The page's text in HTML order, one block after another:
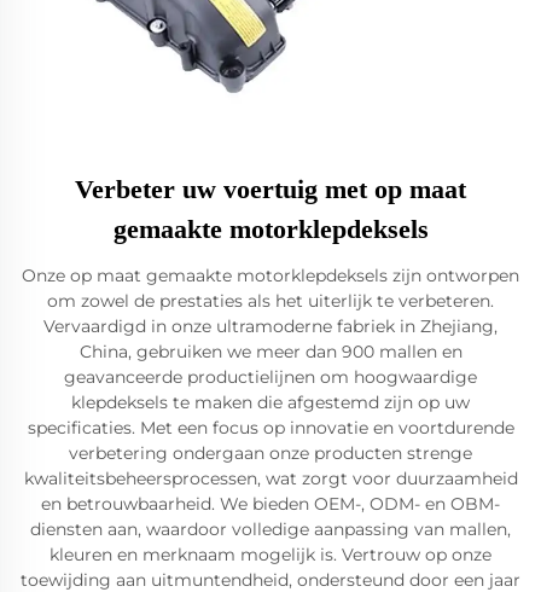
Verbeter uw voertuig met op maat
gemaakte motorklepdeksels
Onze op maat gemaakte motorklepdeksels zijn ontworpen
om zowel de prestaties als het uiterlijk te verbeteren.
Vervaardigd in onze ultramoderne fabriek in Zhejiang,
China, gebruiken we meer dan 900 mallen en
geavanceerde productielijnen om hoogwaardige
klepdeksels te maken die afgestemd zijn op uw
specificaties. Met een focus op innovatie en voortdurende
verbetering ondergaan onze producten strenge
kwaliteitsbeheersprocessen, wat zorgt voor duurzaamheid
en betrouwbaarheid. We bieden OEM-, ODM- en OBM-
diensten aan, waardoor volledige aanpassing van mallen,
kleuren en merknaam mogelijk is. Vertrouw op onze
toewijding aan uitmuntendheid, ondersteund door een jaar